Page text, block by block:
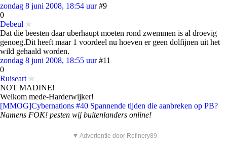
zondag 8 juni 2008, 18:54 uur #9
0
Debeul
Dat die beesten daar uberhaupt moeten rond zwemmen is al droevig
genoeg.Dit heeft maar 1 voordeel nu hoeven er geen dolfijnen uit het
wild gehaald worden.
zondag 8 juni 2008, 18:55 uur #11
0
Ruiseart
NOT MADINE!
Welkom mede-Harderwijker!
[MMOG]Cybernations #40 Spannende tijden die aanbreken op PB?
Namens FOK! pesten wij buitenlanders online!
▼ Advertentie door Refinery89